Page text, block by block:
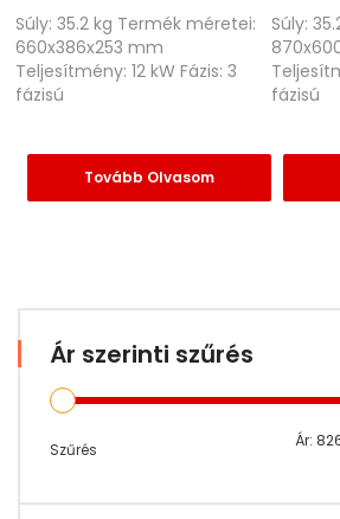
Ár szerinti szűrés
Szűrés Ár:
Súly: 35.2 kg Termék méretei:
660x386x253 mm
Teljesítmény: 12 kW Fázis: 3
fázisú
Tovább Olvasom
Súly:
fázisú